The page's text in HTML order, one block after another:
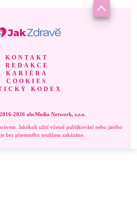
KONTAKT
REDAKCE
KARIÉRA
COOKIES
KODEX
2026 abcMedia Network, s.r.o.
Jakékoli užití včetně publikování nebo jiného
bez písemného souhlasu zakázáno.